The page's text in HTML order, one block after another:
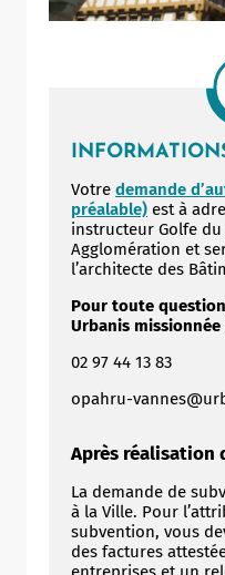
Votre demande
préalable) est à
instructeur Golfe
Agglomération et
l’architecte des
Pour toute
Urbanis
02 97 44 13 83
opahru-
Après réalisation
La demande de
à la Ville. Pour
subvention, vous
des factures
ShareThis